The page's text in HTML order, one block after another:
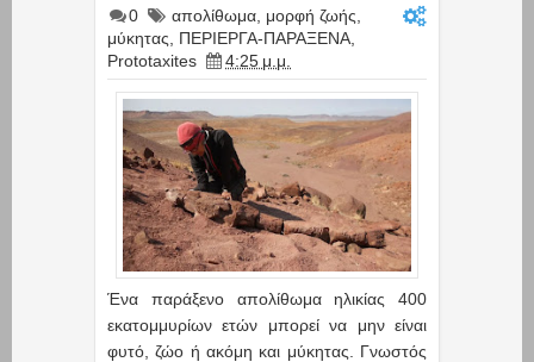
0 απολίθωμα μορφή ζωής
μύκητας
ΠΕΡΙΕΡΓΑ-ΠΑΡΑΞΕΝΑ
Prototaxites
4:25 μ.μ.
Ένα παράξενο απολίθωμα ηλικίας 400
εκατομμυρίων ετών μπορεί να μην είναι
φυτό, ζώο ή ακόμη και μύκητας. Γνωστός